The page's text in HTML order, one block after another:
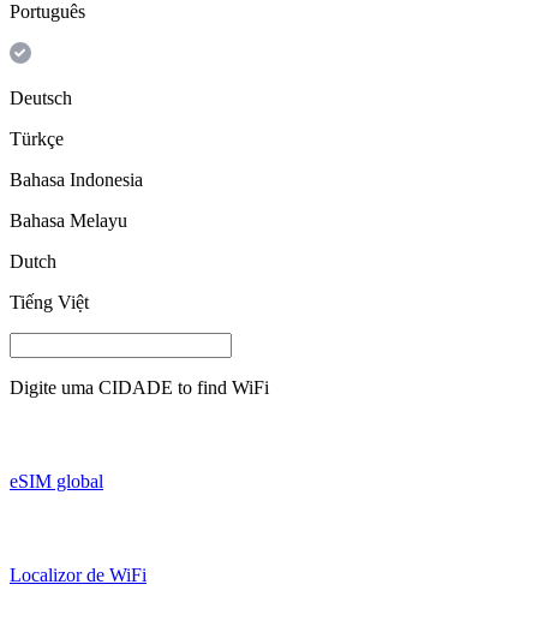
Português
Deutsch
Türkçe
Bahasa Indonesia
Bahasa Melayu
Dutch
Tiếng Việt
Digite uma CIDADE to find WiFi
eSIM global
Localizor de WiFi